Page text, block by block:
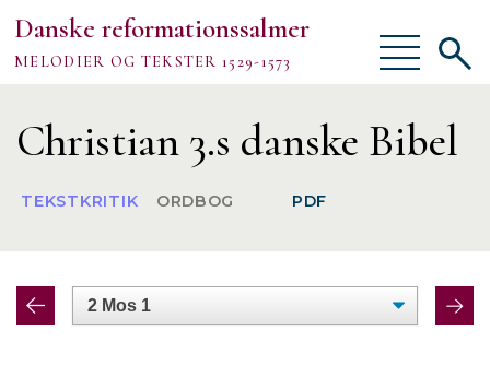
Danske reformationssalmer
MELODIER OG TEKSTER 1529-1573
Vis/skjul
menu
Om
TEKSTER
MELODIER
Vis/
Christian 3.s danske Bibel
TEKSTKRITIK ORDBOG PDF